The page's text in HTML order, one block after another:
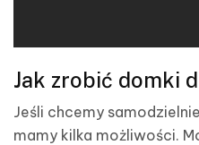
Jak zrobić domki
Jeśli chcemy
mamy kilka możliwości.